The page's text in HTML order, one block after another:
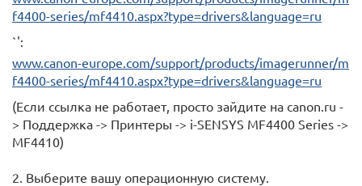
f4400-series/mf4410.aspx?type=drivers&language=ru
`':
www.canon-europe.com/support/products/imagerunner/m
f4400-series/mf4410.aspx?type=drivers&language=ru
(Если ссылка не работает, просто зайдите на canon.ru -
> Поддержка -> Принтеры -> i-SENSYS MF4400 Series ->
MF4410)
2. Выберите вашу операционную систему.